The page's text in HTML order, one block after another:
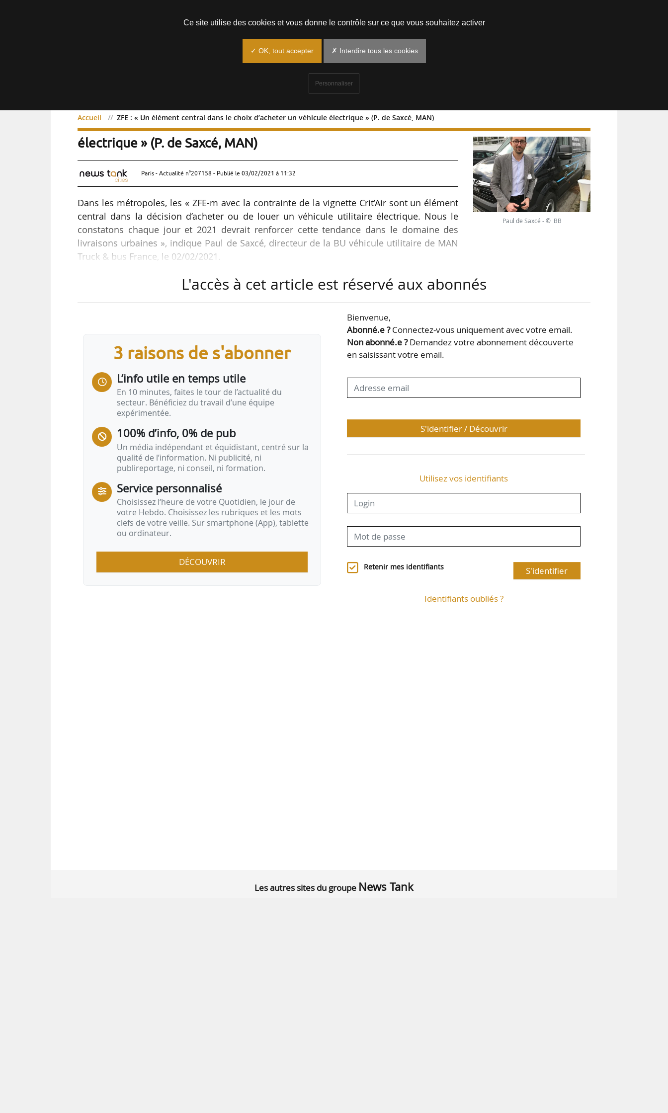
Accueil ZFE : « Un élément central dans le choix d’acheter un véhicule électrique » (P. de Saxcé, MAN)
ZFE : « Un élément central dans le choix d’acheter un véhicule
électrique » (P. de Saxcé, MAN)
Paris - Actualité n°207158 - Publié le 03/02/2021 à 11:32
Dans les métropoles, les « ZFE-m avec la contrainte de la vignette Crit’Air sont un élément
central dans la décision d’acheter ou de louer un véhicule utilitaire électrique. Nous le
constatons chaque jour et 2021 devrait renforcer cette tendance dans le domaine des
livraisons urbaines », indique Paul de Saxcé, directeur de la BU véhicule utilitaire de MAN
Truck & bus France, le 02/02/2021.
En 2020, 137 000 véhicules utilitaires de 3,5 tonnes (toutes marques) ont été immatriculés
des usages urbains. Les autonomies des VU vont de 80 à 160 km, « voire plus quand les
Paul de Saxcé - © BB
L'accès à cet article est réservé aux abonnés
3 raisons de s'abonner
L’info utile en temps utile
En 10 minutes, faites le tour de l’actualité du
secteur. Bénéficiez du travail d’une équipe
expérimentée.
100% d’info, 0% de pub
Un média indépendant et équidistant, centré sur la
qualité de l’information. Ni publicité, ni
publireportage, ni conseil, ni formation.
Service personnalisé
Choisissez l‘heure de votre Quotidien, le jour de
votre Hebdo. Choisissez les rubriques et les mots
clefs de votre veille. Sur smartphone (App), tablette
ou ordinateur.
DÉCOUVRIR
Bienvenue,
Abonné.e ?Connectez-vous uniquement avec votre email.
Non abonné.e ?Demandez votre abonnement découverte
en saisissant votre email.
S'identifier / Découvrir
Utilisez vos identifiants
Retenir mes identifiants S'identifier
Identifiants oubliés ?
Les autres sites du groupe News Tank
Ce site utilise des cookies et vous donne le contrôle sur ce que vous souhaitez activer
✓ OK, tout accepter ✗ Interdire tous les cookies
Personnaliser